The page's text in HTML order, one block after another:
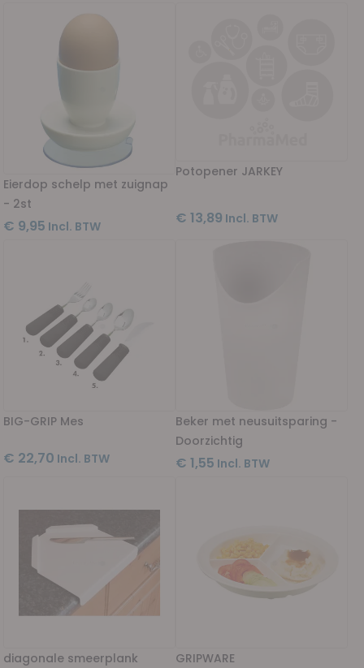
Eierdop schelp met zuignap
- 2st
€ 9,95
Potopener JARKEY
€ 13,89
BIG-GRIP Mes
€ 22,70
Beker met neusuitsparing -
Doorzichtig
€ 1,55
diagonale smeerplank
GRIPWARE